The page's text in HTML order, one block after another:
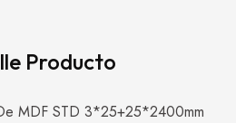
Producto
MDF STD 3*25+25*2400mm